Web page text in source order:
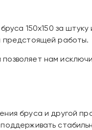
150х150 за штуку
предстоящей работы.
нам
бруса и другой